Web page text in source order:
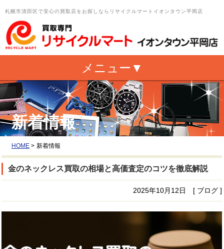
札幌市清田区で安心の買取店をお探しならリサイクルマートイオンタウン平岡店
新着情報
HOME > 新着情報
金のネックレス買取の相場と高価査定のコツを徹底解説
2025年10月12日 [ ブログ ]